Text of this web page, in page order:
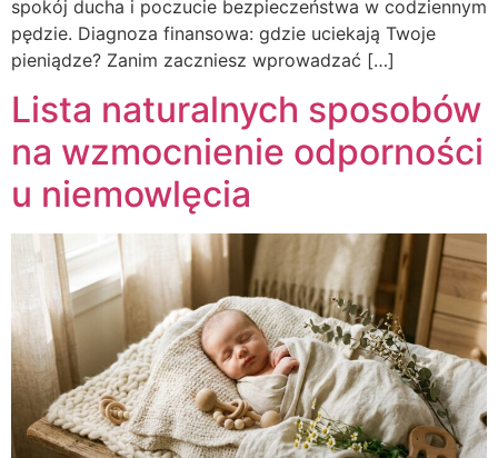
spokój ducha i poczucie bezpieczeństwa w codziennym
pędzie. Diagnoza finansowa: gdzie uciekają Twoje
pieniądze? Zanim zaczniesz wprowadzać […]
Lista naturalnych sposobów
na wzmocnienie odporności
u niemowlęcia